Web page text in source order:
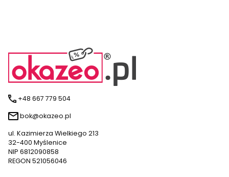
+48 667 779 504
bok@okazeo.pl
ul. Kazimierza Wielkiego 213
32-400 Myślenice
NIP 6812090858
REGON 521056046